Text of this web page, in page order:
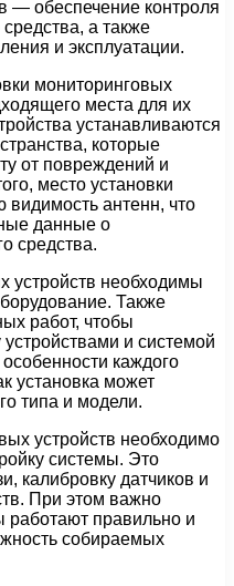
— обеспечение контроля
а также
и эксплуатации.
мониторинговых
места для их
устанавливаются
которые
от повреждений и
место установки
антенн, что
данные о
средства.
устройств необходимы
Также
работ, чтобы
и системой
каждого
установка может
типа и модели.
устройств необходимо
системы. Это
калибровку датчиков и
При этом важно
работают правильно и
собираемых